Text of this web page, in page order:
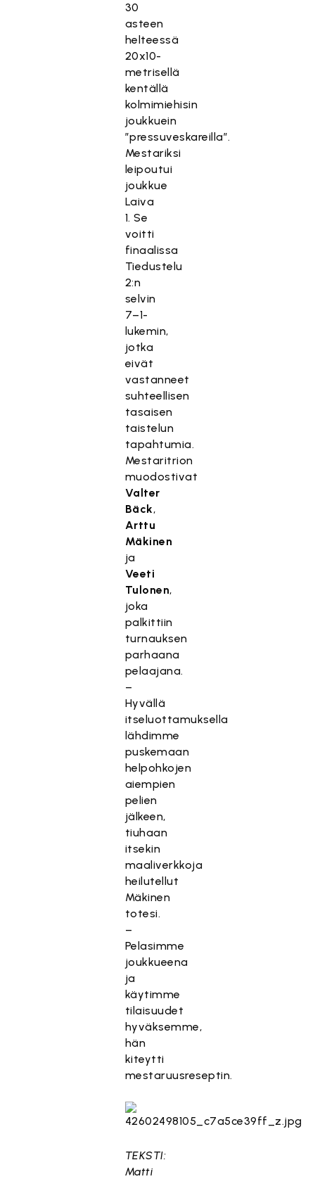
30
asteen
helteessä
20x10-
metrisellä
kentällä
kolmimiehisin
joukkuein
”pressuveskareilla”.
Mestariksi
leipoutui
joukkue
Laiva
1. Se
voitti
finaalissa
Tiedustelu
2:n
selvin
7–1-
lukemin,
jotka
eivät
vastanneet
suhteellisen
tasaisen
taistelun
tapahtumia.
Mestaritrion
muodostivat
Valter
Bäck,
Arttu
Mäkinen
ja
Veeti
Tulonen,
joka
palkittiin
turnauksen
parhaana
pelaajana.
–
Hyvällä
itseluottamuksella
lähdimme
puskemaan
helpohkojen
aiempien
pelien
jälkeen,
tiuhaan
itsekin
maaliverkkoja
heilutellut
Mäkinen
totesi.
–
Pelasimme
joukkueena
ja
käytimme
tilaisuudet
hyväksemme,
hän
kiteytti
mestaruusreseptin.
TEKSTI:
Matti